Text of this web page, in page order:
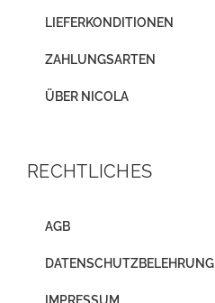
LIEFERKONDITIONEN
ZAHLUNGSARTEN
ÜBER NICOLA
RECHTLICHES
AGB
DATENSCHUTZBELEHRUNG